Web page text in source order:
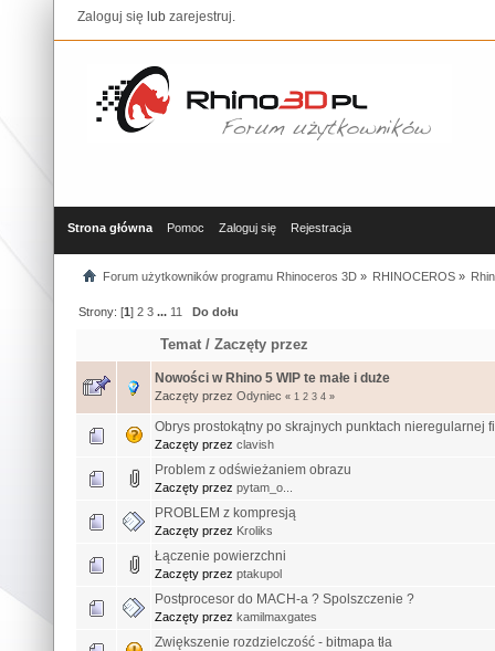
Zaloguj się lub zarejestruj.
Strona główna Pomoc Zaloguj się Rejestracja
Forum użytkowników programu Rhinoceros 3D» RHINOCEROS»
Strony: [1]2 3 ... 11 Do dołu
Temat /Zaczęty przez
Nowości w Rhino 5 WIP te małe i duże
Zaczęty przez Odyniec « 1 2 3 4 »
Obrys prostokątny po skrajnych punktach nieregularnej
Zaczęty przez clavish
Problem z odświeżaniem obrazu
Zaczęty przez pytam_o...
PROBLEM z kompresją
Zaczęty przez Kroliks
Łączenie powierzchni
Zaczęty przez ptakupol
Postprocesor do MACH-a ? Spolszczenie ?
Zaczęty przez kamilmaxgates
Zwiększenie rozdzielczość - bitmapa tła